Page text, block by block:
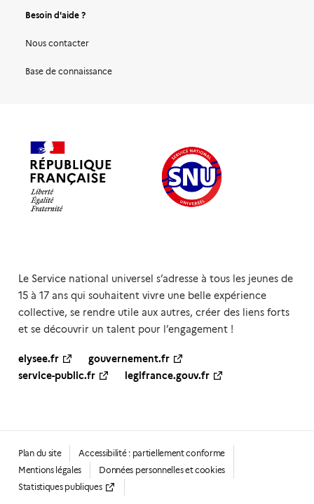
Besoin d'aide ?
Nous contacter
Base de connaissance
Le Service national universel s’adresse à tous les jeunes de
15 à 17 ans qui souhaitent vivre une belle expérience
collective, se rendre utile aux autres, créer des liens forts
et se découvrir un talent pour l’engagement !
elysee.fr
gouvernement.fr
service-public.fr
legifrance.gouv.fr
Plan du site
Accessibilité : partiellement conforme
Mentions légales
Données personnelles et cookies
Statistiques publiques